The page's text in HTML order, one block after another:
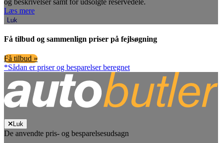
og beskrivelser samt for udsolgte reservedele.
Læs mere
Luk
Få tilbud og sammenlign priser på fejlsøgning
Få tilbud »
*Sådan er priser og besparelser beregnet
Luk
De anvendte pris- og besparelsesudsagn